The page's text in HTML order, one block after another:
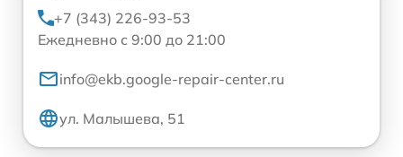
+7 (343) 226-93-53
Ежедневно с 9:00 до 21:00
info@ekb.google-repair-center.ru
ул. Малышева, 51